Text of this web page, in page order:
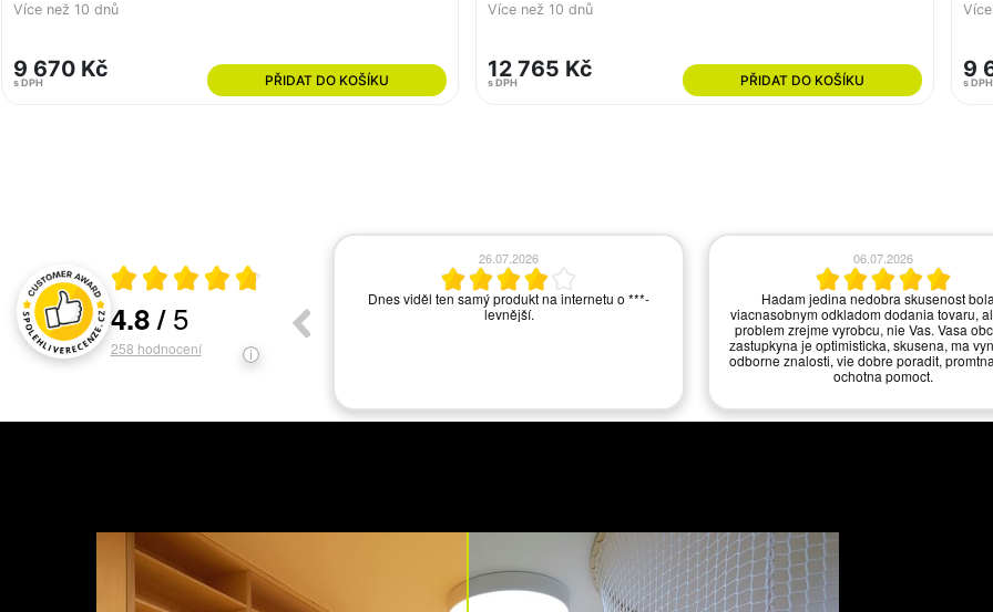
Více než 10 dnů
9 670 Kč
s DPH PŘIDAT DO KOŠÍKU
Více než 10 dnů
12 765 Kč
s DPH PŘIDAT DO KOŠÍKU 9
s DPH
Hodnocení a recenze zákazníků
Průměrné hodnocení 4.8 z 5
4.8/5
258 hodnocení
13.06.2026
Asi nejlepší světelné studio v Praze a okolí. Velmi
ochotný personál. Velké množství vystavených
10.06.2026
Ano, jste vzorový obchod.